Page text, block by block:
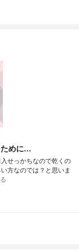
めに...
せっかちなので乾くの
方なのでは？と思いま